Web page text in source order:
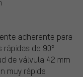
adherente para
de 90°
de válvula 42 mm
muy rápida